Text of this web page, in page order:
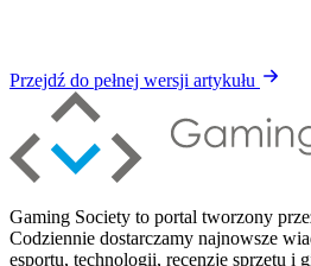
Przejdź do pełnej wersji artykułu
Gaming Society to portal tworzony
Codziennie dostarczamy najnowsze
esportu, technologii, recenzje sprzętu i